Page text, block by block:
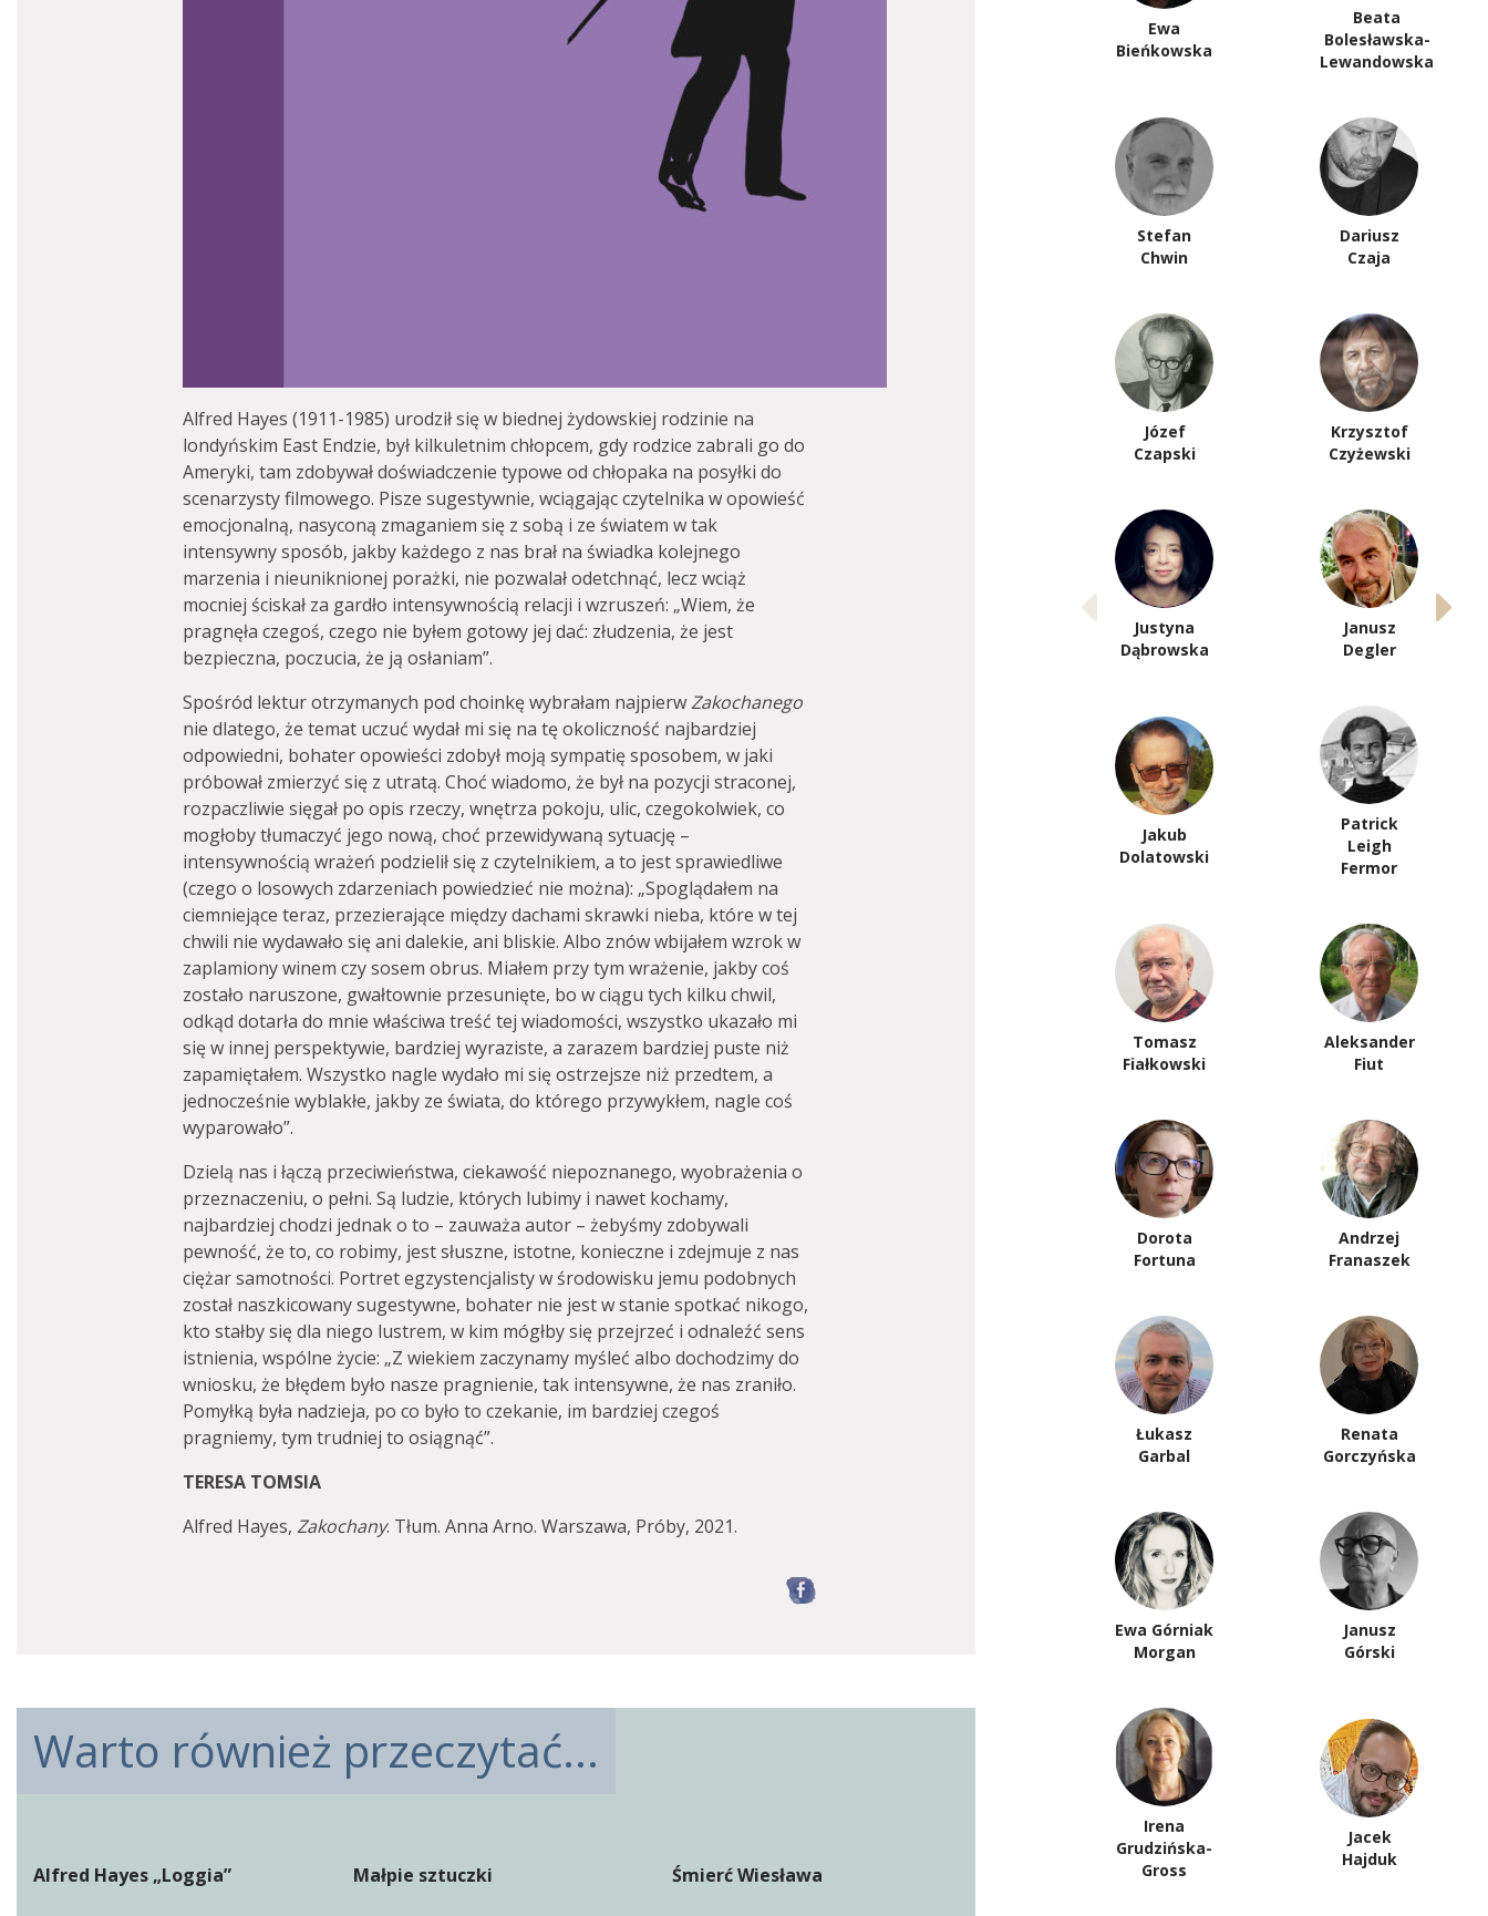
Alfred Hayes (1911-1985) urodził się w biednej żydowskiej rodzinie na
londyńskim East Endzie, był kilkuletnim chłopcem, gdy rodzice zabrali go do
Ameryki, tam zdobywał doświadczenie typowe od chłopaka na posyłki do
scenarzysty filmowego. Pisze sugestywnie, wciągając czytelnika w opowieść
emocjonalną, nasyconą zmaganiem się z sobą i ze światem w tak
intensywny sposób, jakby każdego z nas brał na świadka kolejnego
marzenia i nieuniknionej porażki, nie pozwalał odetchnąć, lecz wciąż
mocniej ściskał za gardło intensywnością relacji i wzruszeń: „Wiem, że
pragnęła czegoś, czego nie byłem gotowy jej dać: złudzenia, że jest
bezpieczna, poczucia, że ją osłaniam”.
Spośród lektur otrzymanych pod choinkę wybrałam najpierwZakochanego
nie dlatego, że temat uczuć wydał mi się na tę okoliczność najbardziej
odpowiedni, bohater opowieści zdobył moją sympatię sposobem, w jaki
próbował zmierzyć się z utratą. Choć wiadomo, że był na pozycji straconej,
rozpaczliwie sięgał po opis rzeczy, wnętrza pokoju, ulic, czegokolwiek, co
mogłoby tłumaczyć jego nową, choć przewidywaną sytuację –
intensywnością wrażeń podzielił się z czytelnikiem, a to jest sprawiedliwe
(czego o losowych zdarzeniach powiedzieć nie można): „Spoglądałem na
ciemniejące teraz, przezierające między dachami skrawki nieba, które w tej
chwili nie wydawało się ani dalekie, ani bliskie. Albo znów wbijałem wzrok w
zaplamiony winem czy sosem obrus. Miałem przy tym wrażenie, jakby coś
zostało naruszone, gwałtownie przesunięte, bo w ciągu tych kilku chwil,
odkąd dotarła do mnie właściwa treść tej wiadomości, wszystko ukazało mi
się w innej perspektywie, bardziej wyraziste, a zarazem bardziej puste niż
zapamiętałem. Wszystko nagle wydało mi się ostrzejsze niż przedtem, a
jednocześnie wyblakłe, jakby ze świata, do którego przywykłem, nagle coś
wyparowało”.
Dzielą nas i łączą przeciwieństwa, ciekawość niepoznanego, wyobrażenia o
przeznaczeniu, o pełni. Są ludzie, których lubimy i nawet kochamy,
najbardziej chodzi jednak o to – zauważa autor – żebyśmy zdobywali
pewność, że to, co robimy, jest słuszne, istotne, konieczne i zdejmuje z nas
ciężar samotności. Portret egzystencjalisty w środowisku jemu podobnych
został naszkicowany sugestywne, bohater nie jest w stanie spotkać nikogo,
kto stałby się dla niego lustrem, w kim mógłby się przejrzeć i odnaleźć sens
istnienia, wspólne życie: „Z wiekiem zaczynamy myśleć albo dochodzimy do
wniosku, że błędem było nasze pragnienie, tak intensywne, że nas zraniło.
Pomyłką była nadzieja, po co było to czekanie, im bardziej czegoś
pragniemy, tym trudniej to osiągnąć”.
TERESA TOMSIA
Alfred Hayes, Zakochany. Tłum. Anna Arno. Warszawa, Próby, 2021.
Warto również przeczytać...
Alfred Hayes „Loggia” Małpie sztuczki Śmierć Wiesława
Ewa
Bieńkowska
Beata
Bolesławska-
Lewandowska
Stefan
Chwin
Dariusz
Czaja
Józef
Czapski
Krzysztof
Czyżewski
Justyna
Dąbrowska
Janusz
Degler
Jakub
Dolatowski
Patrick
Leigh
Fermor
Tomasz
Fiałkowski
Aleksander
Fiut
Dorota
Fortuna
Andrzej
Franaszek
Łukasz
Garbal
Renata
Gorczyńska
Ewa Górniak
Morgan
Janusz
Górski
Irena
Grudzińska-
Gross
Jacek
Hajduk